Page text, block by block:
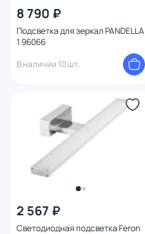
8 790 ₽
Подсветка для зеркал PANDELLA
1 96066
В наличии 10 шт.
2 567 ₽
Светодиодная подсветка Feron